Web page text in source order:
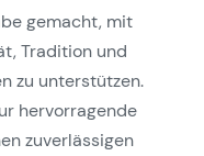
gemacht, mit
Tradition und
zu unterstützen.
hervorragende
zuverlässigen